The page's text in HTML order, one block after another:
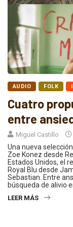
AUDIO FOLK
Cuatro
entre
Miguel Castillo
Una nueva
Zoe Konez desde
Estados Unidos, el
Royal Blu desde
Sebastian. Entre
búsqueda de alivio
LEER MÁS